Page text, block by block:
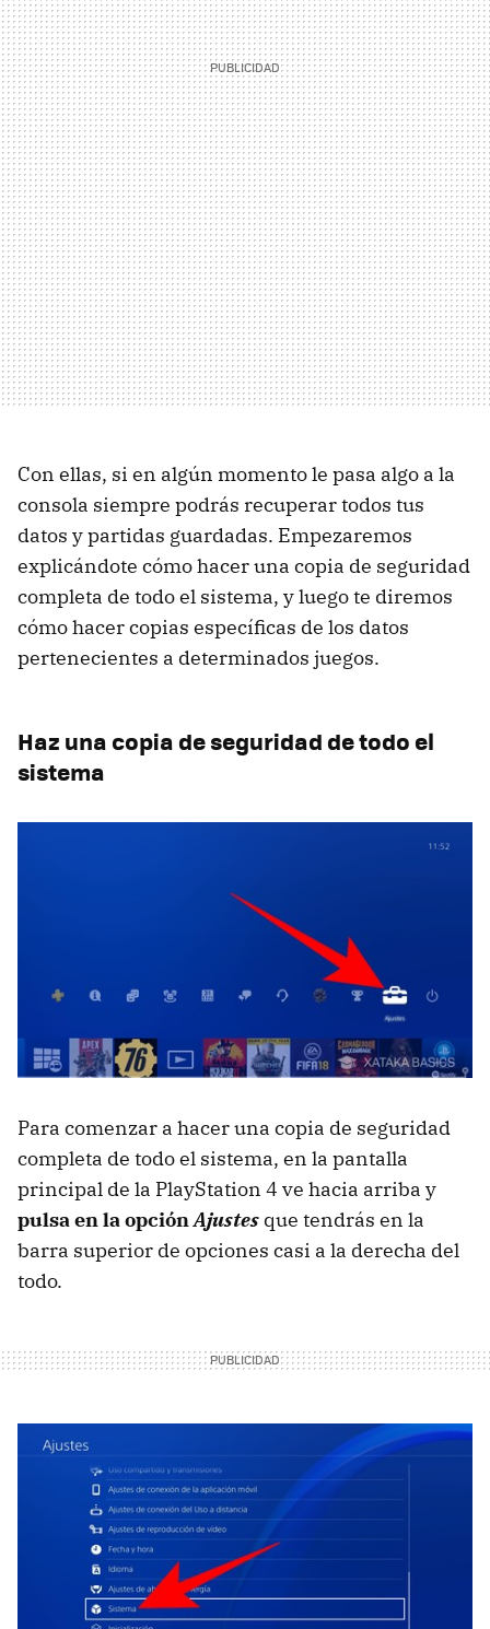
Con ellas, si en algún momento le pasa algo a la
consola siempre podrás recuperar todos tus
datos y partidas guardadas. Empezaremos
explicándote cómo hacer una copia de seguridad
completa de todo el sistema, y luego te diremos
cómo hacer copias específicas de los datos
pertenecientes a determinados juegos.
Haz una copia de seguridad de todo el
sistema
Para comenzar a hacer una copia de seguridad
completa de todo el sistema, en la pantalla
principal de la PlayStation 4 ve hacia arriba y
pulsa en la opciónAjustes que tendrás en la
barra superior de opciones casi a la derecha del
todo.